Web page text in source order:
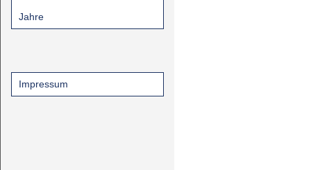
Jahre
Impressum